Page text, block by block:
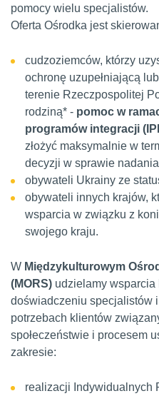
pomocy wielu specjalistów.
Oferta Ośrodka jest
cudzoziemców, którzy
ochronę uzupełniającą
terenie Rzeczpospolitej
rodziną* - pomoc w
programów integracji
złożyć maksymalnie w
decyzji w sprawie
obywateli Ukrainy ze
obywateli innych krajów,
wsparcia w związku z
swojego kraju.
W Międzykulturowym
(MORS) udzielamy
doświadczeniu specjalistów
potrzebach klientów
społeczeństwie i procesem
zakresie:
realizacji Indywidualnych